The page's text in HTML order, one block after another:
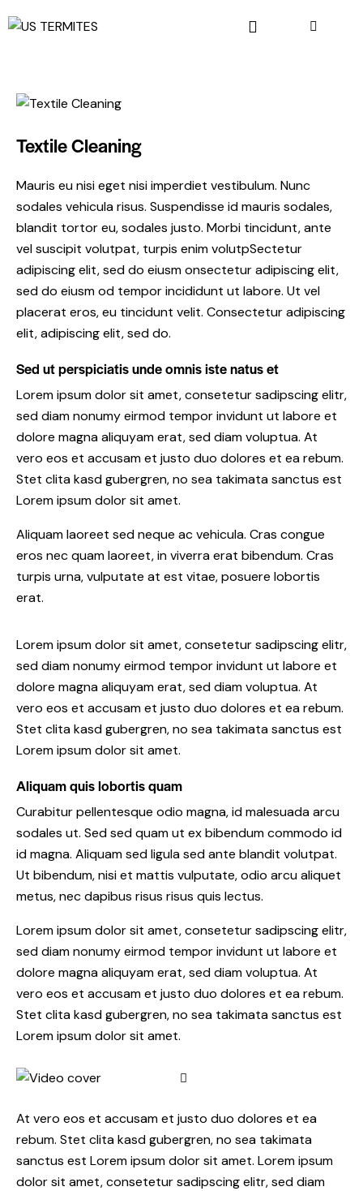
Textile Cleaning
Mauris eu nisi eget nisi imperdiet vestibulum. Nunc
sodales vehicula risus. Suspendisse id mauris sodales,
blandit tortor eu, sodales justo. Morbi tincidunt, ante
vel suscipit volutpat, turpis enim volutpSectetur
adipiscing elit, sed do eiusm onsectetur adipiscing elit,
sed do eiusm od tempor incididunt ut labore. Ut vel
placerat eros, eu tincidunt velit. Consectetur adipiscing
elit, adipiscing elit, sed do.
Sed ut perspiciatis unde omnis iste natus et
Lorem ipsum dolor sit amet, consetetur sadipscing elitr,
sed diam nonumy eirmod tempor invidunt ut labore et
dolore magna aliquyam erat, sed diam voluptua. At
vero eos et accusam et justo duo dolores et ea rebum.
Stet clita kasd gubergren, no sea takimata sanctus est
Lorem ipsum dolor sit amet.
Aliquam laoreet sed neque ac vehicula. Cras congue
eros nec quam laoreet, in viverra erat bibendum. Cras
turpis urna, vulputate at est vitae, posuere lobortis
erat.
Lorem ipsum dolor sit amet, consetetur sadipscing elitr,
sed diam nonumy eirmod tempor invidunt ut labore et
dolore magna aliquyam erat, sed diam voluptua. At
vero eos et accusam et justo duo dolores et ea rebum.
Stet clita kasd gubergren, no sea takimata sanctus est
Lorem ipsum dolor sit amet.
Aliquam quis lobortis quam
Curabitur pellentesque odio magna, id malesuada arcu
sodales ut. Sed sed quam ut ex bibendum commodo id
id magna. Aliquam sed ligula sed ante blandit volutpat.
Ut bibendum, nisi et mattis vulputate, odio arcu aliquet
metus, nec dapibus risus risus quis lectus.
Lorem ipsum dolor sit amet, consetetur sadipscing elitr,
sed diam nonumy eirmod tempor invidunt ut labore et
dolore magna aliquyam erat, sed diam voluptua. At
vero eos et accusam et justo duo dolores et ea rebum.
Stet clita kasd gubergren, no sea takimata sanctus est
Lorem ipsum dolor sit amet.
At vero eos et accusam et justo duo dolores et ea
rebum. Stet clita kasd gubergren, no sea takimata
sanctus est Lorem ipsum dolor sit amet. Lorem ipsum
dolor sit amet, consetetur sadipscing elitr, sed diam